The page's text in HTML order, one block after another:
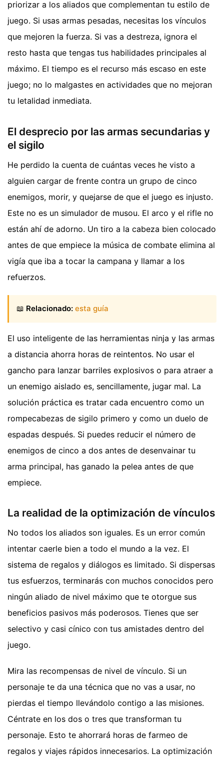
priorizar a los aliados que complementan tu estilo de
juego. Si usas armas pesadas, necesitas los vínculos
que mejoren la fuerza. Si vas a destreza, ignora el
resto hasta que tengas tus habilidades principales al
máximo. El tiempo es el recurso más escaso en este
juego; no lo malgastes en actividades que no mejoran
tu letalidad inmediata.
El desprecio por las armas secundarias y
el sigilo
He perdido la cuenta de cuántas veces he visto a
alguien cargar de frente contra un grupo de cinco
enemigos, morir, y quejarse de que el juego es injusto.
Este no es un simulador de musou. El arco y el rifle no
están ahí de adorno. Un tiro a la cabeza bien colocado
antes de que empiece la música de combate elimina al
vigía que iba a tocar la campana y llamar a los
refuerzos.
📖 Relacionado: esta guía
El uso inteligente de las herramientas ninja y las armas
a distancia ahorra horas de reintentos. No usar el
gancho para lanzar barriles explosivos o para atraer a
un enemigo aislado es, sencillamente, jugar mal. La
solución práctica es tratar cada encuentro como un
rompecabezas de sigilo primero y como un duelo de
espadas después. Si puedes reducir el número de
enemigos de cinco a dos antes de desenvainar tu
arma principal, has ganado la pelea antes de que
empiece.
La realidad de la optimización de vínculos
No todos los aliados son iguales. Es un error común
intentar caerle bien a todo el mundo a la vez. El
sistema de regalos y diálogos es limitado. Si dispersas
tus esfuerzos, terminarás con muchos conocidos pero
ningún aliado de nivel máximo que te otorgue sus
beneficios pasivos más poderosos. Tienes que ser
selectivo y casi cínico con tus amistades dentro del
juego.
Mira las recompensas de nivel de vínculo. Si un
personaje te da una técnica que no vas a usar, no
pierdas el tiempo llevándolo contigo a las misiones.
Céntrate en los dos o tres que transforman tu
personaje. Esto te ahorrará horas de farmeo de
regalos y viajes rápidos innecesarios. La optimización